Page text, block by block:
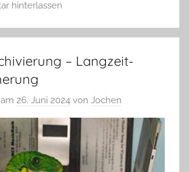
hinterlassen
– Langzeit-
26. Juni 2024 von Jochen